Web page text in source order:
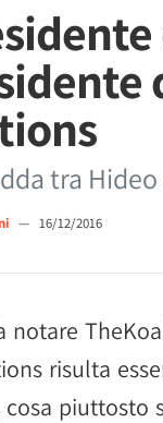
tra
— 16/12/2016
notare
risulta
cosa piuttosto